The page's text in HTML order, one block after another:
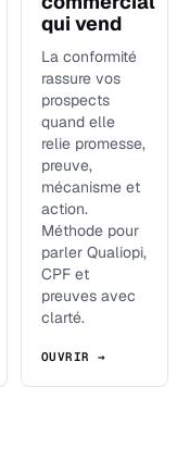
qui vend
La conformité
rassure vos
prospects
quand elle
relie promesse,
preuve,
mécanisme et
action.
Méthode pour
parler Qualiopi,
CPF et
preuves avec
clarté.
OUVRIR →